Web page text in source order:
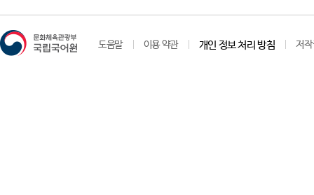
도움말 이용 약관 개인 정보 처리 방침 저